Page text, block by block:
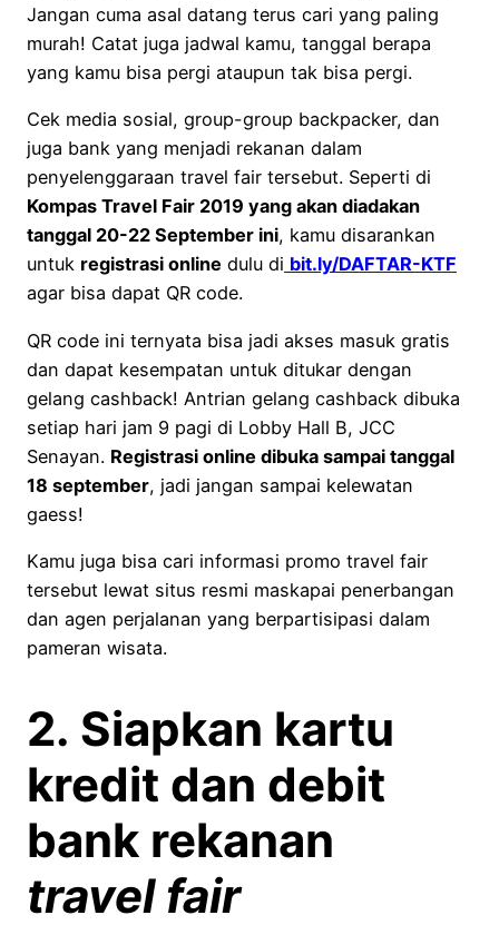
Jangan cuma asal datang terus cari yang paling
murah! Catat juga jadwal kamu, tanggal berapa
yang kamu bisa pergi ataupun tak bisa pergi.
Cek media sosial, group-group backpacker, dan
juga bank yang menjadi rekanan dalam
penyelenggaraan travel fair tersebut. Seperti di
Kompas Travel Fair 2019 yang akan diadakan
tanggal 20-22 September ini, kamu disarankan
untuk registrasi online dulu di bit.ly/DAFTAR-KTF
agar bisa dapat QR code.
QR code ini ternyata bisa jadi akses masuk gratis
dan dapat kesempatan untuk ditukar dengan
gelang cashback! Antrian gelang cashback dibuka
setiap hari jam 9 pagi di Lobby Hall B, JCC
Senayan. Registrasi online dibuka sampai tanggal
18 september, jadi jangan sampai kelewatan
gaess!
Kamu juga bisa cari informasi promo travel fair
tersebut lewat situs resmi maskapai penerbangan
dan agen perjalanan yang berpartisipasi dalam
pameran wisata.
2. Siapkan kartu
kredit dan debit
bank rekanan
travel fair